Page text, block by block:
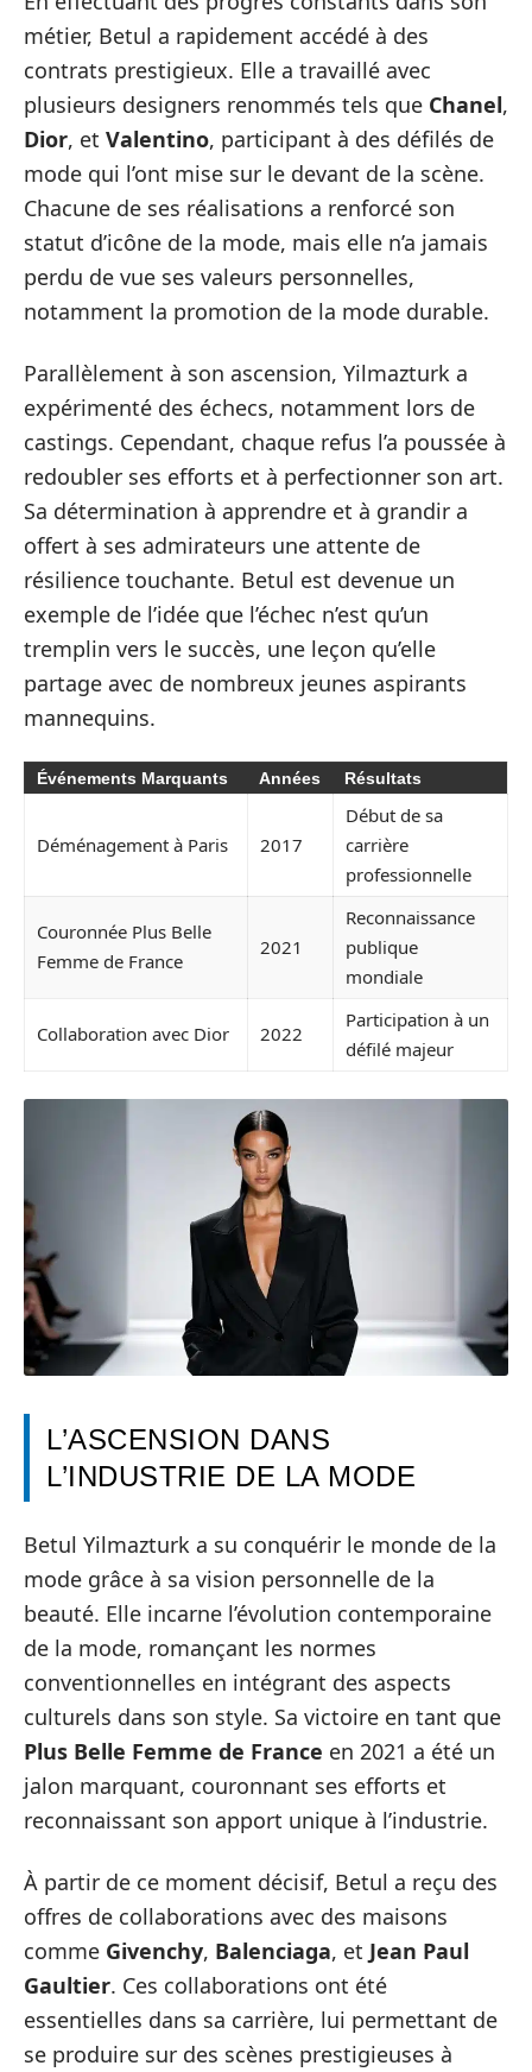
métier, Betul a rapidement accédé à des
contrats prestigieux. Elle a travaillé avec
plusieurs designers renommés tels que Chanel,
Dior, et Valentino, participant à des défilés de
mode qui l’ont mise sur le devant de la scène.
Chacune de ses réalisations a renforcé son
statut d’icône de la mode, mais elle n’a jamais
perdu de vue ses valeurs personnelles,
notamment la promotion de la mode durable.
Parallèlement à son ascension, Yilmazturk a
expérimenté des échecs, notamment lors de
castings. Cependant, chaque refus l’a poussée à
redoubler ses efforts et à perfectionner son art.
Sa détermination à apprendre et à grandir a
offert à ses admirateurs une attente de
résilience touchante. Betul est devenue un
exemple de l’idée que l’échec n’est qu’un
tremplin vers le succès, une leçon qu’elle
partage avec de nombreux jeunes aspirants
mannequins.
Événements Marquants Années Résultats
Déménagement à Paris 2017
Début de sa
carrière
professionnelle
Couronnée Plus Belle
Femme de France
2021
Reconnaissance
publique
mondiale
Collaboration avec Dior 2022
Participation à un
défilé majeur
L’ASCENSION DANS
L’INDUSTRIE DE LA MODE
Betul Yilmazturk a su conquérir le monde de la
mode grâce à sa vision personnelle de la
beauté. Elle incarne l’évolution contemporaine
de la mode, romançant les normes
conventionnelles en intégrant des aspects
culturels dans son style. Sa victoire en tant que
Plus Belle Femme de France en 2021 a été un
jalon marquant, couronnant ses efforts et
reconnaissant son apport unique à l’industrie.
À partir de ce moment décisif, Betul a reçu des
offres de collaborations avec des maisons
comme Givenchy, Balenciaga, et Jean Paul
Gaultier. Ces collaborations ont été
essentielles dans sa carrière, lui permettant de
se produire sur des scènes prestigieuses à